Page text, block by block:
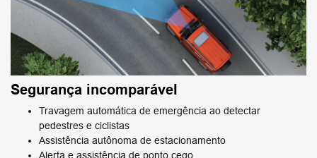
Segurança incomparável
Travagem automática de emergência ao detectar
pedestres e ciclistas
Assistência autônoma de estacionamento
Alerta e assistência de ponto cego